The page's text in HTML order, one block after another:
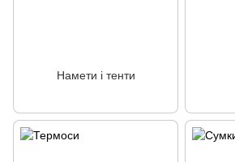
Намети і тенти